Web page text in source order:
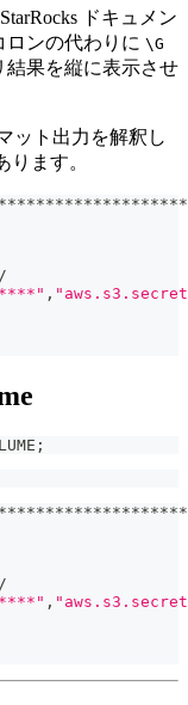
ドキュメン
ロンの代わりに \G
結果を縦に表示させ
ット出力を解釈し
ります。
,
,